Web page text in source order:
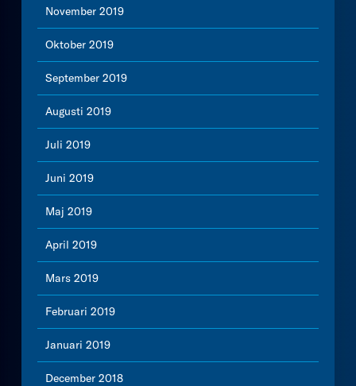
November 2019
Oktober 2019
September 2019
Augusti 2019
Juli 2019
Juni 2019
Maj 2019
April 2019
Mars 2019
Februari 2019
Januari 2019
December 2018